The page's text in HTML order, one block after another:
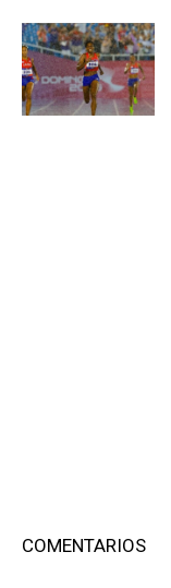
COMENTARIOS